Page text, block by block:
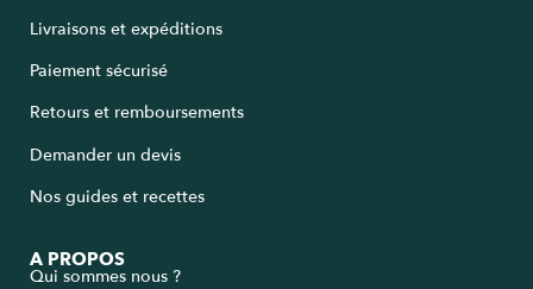
Livraisons et expéditions
Paiement sécurisé
Retours et remboursements
Demander un devis
Nos guides et recettes
A PROPOS
Qui sommes nous ?